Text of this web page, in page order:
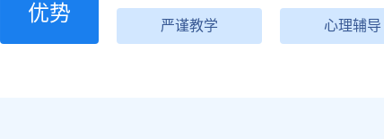
优势
严谨教学 心理辅导